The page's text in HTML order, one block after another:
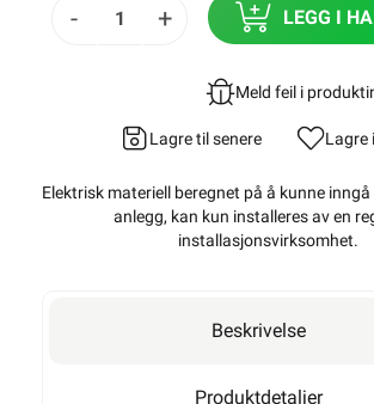
- + LEGG I
Meld feil i
Lagre til senere Lagre
Elektrisk materiell beregnet på å kunne
anlegg, kan kun installeres av en
installasjonsvirksomhet.
Beskrivelse
Produktdetaljer